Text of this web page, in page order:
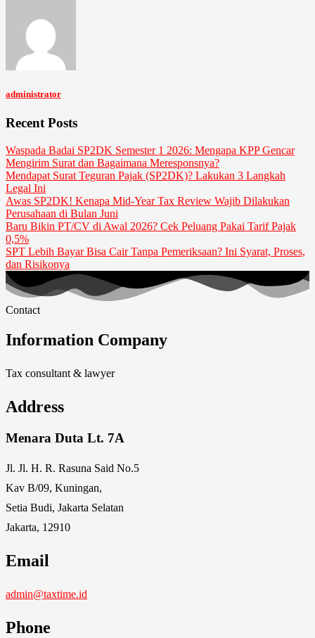
administrator
Recent Posts
Waspada Badai SP2DK Semester 1 2026: Mengapa KPP Gencar
Mengirim Surat dan Bagaimana Meresponsnya?
Mendapat Surat Teguran Pajak (SP2DK)? Lakukan 3 Langkah
Legal Ini
Awas SP2DK! Kenapa Mid-Year Tax Review Wajib Dilakukan
Perusahaan di Bulan Juni
Baru Bikin PT/CV di Awal 2026? Cek Peluang Pakai Tarif Pajak
0,5%
SPT Lebih Bayar Bisa Cair Tanpa Pemeriksaan? Ini Syarat, Proses,
dan Risikonya
Contact
Information Company
Tax consultant & lawyer
Address
Menara Duta Lt. 7A
Jl. Jl. H. R. Rasuna Said No.5
Kav B/09, Kuningan,
Setia Budi, Jakarta Selatan
Jakarta, 12910
Email
admin@taxtime.id
Phone